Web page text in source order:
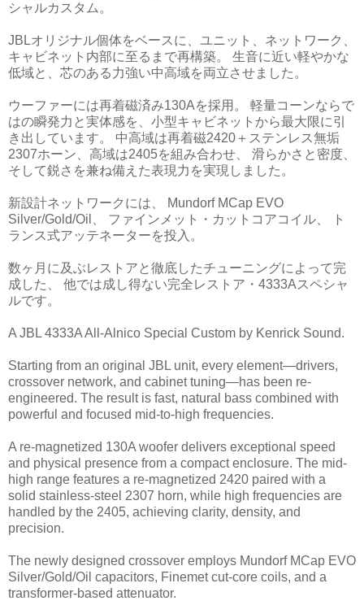
シャルカスタム。
JBLオリジナル個体をベースに、ユニット、ネットワーク、
キャビネット内部に至るまで再構築。 生音に近い軽やかな
低域と、芯のある力強い中高域を両立させました。
ウーファーには再着磁済み130Aを採用。 軽量コーンならで
はの瞬発力と実体感を、小型キャビネットから最大限に引
き出しています。 中高域は再着磁2420＋ステンレス無垢
2307ホーン、高域は2405を組み合わせ、 滑らかさと密度、
そして鋭さを兼ね備えた表現力を実現しました。
新設計ネットワークには、 Mundorf MCap EVO
Silver/Gold/Oil、 ファインメット・カットコアコイル、 ト
ランス式アッテネーターを投入。
数ヶ月に及ぶレストアと徹底したチューニングによって完
成した、 他では成し得ない完全レストア・4333Aスペシャ
ルです。
A JBL 4333A All-Alnico Special Custom by Kenrick Sound.
Starting from an original JBL unit, every element—drivers,
crossover network, and cabinet tuning—has been re-
engineered. The result is fast, natural bass combined with
powerful and focused mid-to-high frequencies.
A re-magnetized 130A woofer delivers exceptional speed
and physical presence from a compact enclosure. The mid-
high range features a re-magnetized 2420 paired with a
solid stainless-steel 2307 horn, while high frequencies are
handled by the 2405, achieving clarity, density, and
precision.
The newly designed crossover employs Mundorf MCap EVO
Silver/Gold/Oil capacitors, Finemet cut-core coils, and a
transformer-based attenuator.